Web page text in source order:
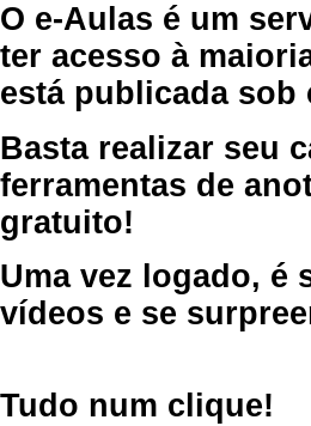
O e-Aulas é um
ter acesso à
está publicada sob
Basta realizar seu
ferramentas de
gratuito!
Uma vez logado, é
vídeos e se
Tudo num clique!